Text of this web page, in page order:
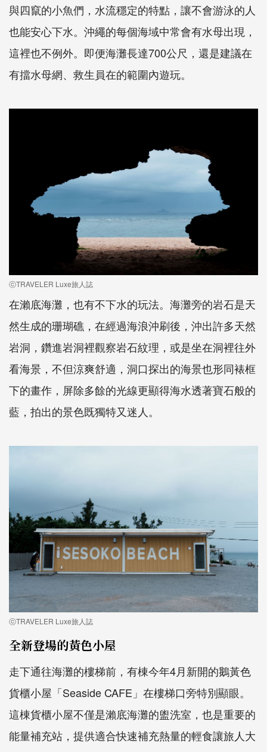
與四竄的小魚們，水流穩定的特點，讓不會游泳的人
也能安心下水。沖繩的每個海域中常會有水母出現，
這裡也不例外。即便海灘長達700公尺，還是建議在
有擋水母網、救生員在的範圍內遊玩。
ⓒTRAVELER Luxe旅人誌
在瀨底海灘，也有不下水的玩法。海灘旁的岩石是天
然生成的珊瑚礁，在經過海浪沖刷後，沖出許多天然
岩洞，鑽進岩洞裡觀察岩石紋理，或是坐在洞裡往外
看海景，不但涼爽舒適，洞口探出的海景也形同裱框
下的畫作，屏除多餘的光線更顯得海水透著寶石般的
藍，拍出的景色既獨特又迷人。
ⓒTRAVELER Luxe旅人誌
全新登場的黃色小屋
走下通往海灘的樓梯前，有棟今年4月新開的鵝黃色
貨櫃小屋「Seaside CAFE」在樓梯口旁特別顯眼。
這棟貨櫃小屋不僅是瀨底海灘的盥洗室，也是重要的
能量補充站，提供適合快速補充熱量的輕食讓旅人大